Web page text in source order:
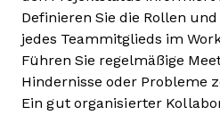
Definieren Sie die Rollen
jedes Teammitglieds im
Führen Sie regelmäßige
Hindernisse oder Probleme
Ein gut organisierter